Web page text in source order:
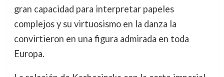
gran capacidad para interpretar papeles
complejos y su virtuosismo en la danza la
convirtieron en una figura admirada en toda
Europa.